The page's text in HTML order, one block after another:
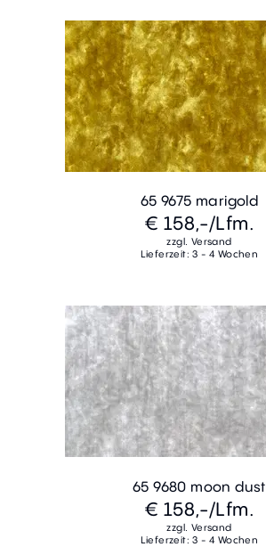
65 9675 marigold
€ 158,-/Lfm.
zzgl. Versand
Lieferzeit: 3 - 4 Wochen
65 9680 moon dust
€ 158,-/Lfm.
zzgl. Versand
Lieferzeit: 3 - 4 Wochen